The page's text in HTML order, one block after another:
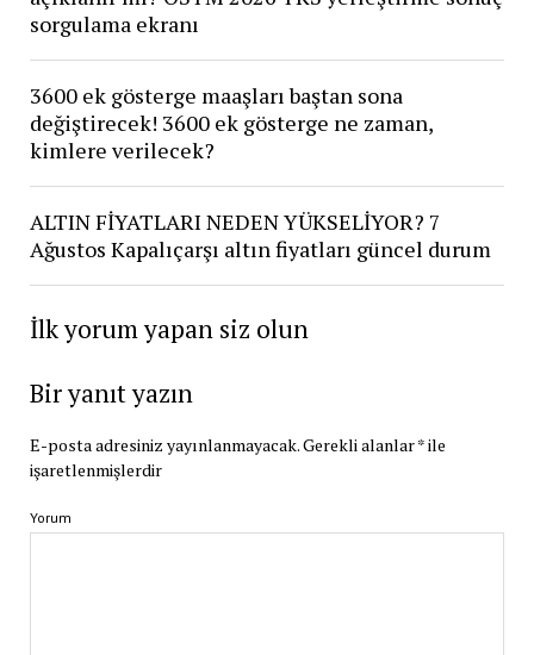
sorgulama ekranı
3600 ek gösterge maaşları baştan sona
değiştirecek! 3600 ek gösterge ne zaman,
kimlere verilecek?
ALTIN FİYATLARI NEDEN YÜKSELİYOR? 7
Ağustos Kapalıçarşı altın fiyatları güncel durum
İlk yorum yapan siz olun
Bir yanıt yazın
E-posta adresiniz yayınlanmayacak.Gerekli alanlar*ile
işaretlenmişlerdir
Yorum